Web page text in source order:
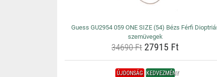
Guess GU2954 059 ONE SIZE (54) Bézs Férfi
szemüvegek
34690 Ft27915 Ft
ÚJDONSÁG KEDVEZMÉNY